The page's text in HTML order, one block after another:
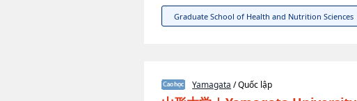
Graduate School of Health and Nutrition Sciences
Yamagata / Quốc lập